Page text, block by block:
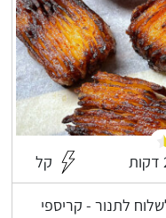
קל
עבודה ולשלוח לתנור - קריספי